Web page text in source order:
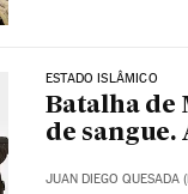
ESTADO ISLÂMICO
Batalha de
de sangue.
JUAN DIEGO QUESADA